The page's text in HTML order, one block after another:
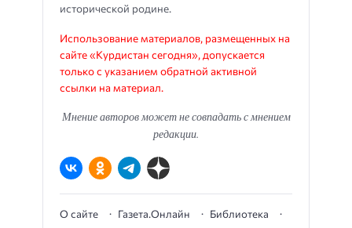
исторической родине.
Использование материалов, размещенных на
сайте «Курдистан сегодня», допускается
только с указанием обратной активной
ссылки на материал.
Мнение авторов может не совпадать с мнением
редакции.
О сайте Газета.Онлайн
Библиотека